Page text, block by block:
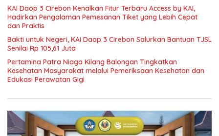
KAI Daop 3 Cirebon Kenalkan Fitur Terbaru Access by KAI,
Hadirkan Pengalaman Pemesanan Tiket yang Lebih Cepat
dan Praktis
Bakti untuk Negeri, KAI Daop 3 Cirebon Salurkan Bantuan TJSL
Senilai Rp 105,61 Juta
Pertamina Patra Niaga Kilang Balongan Tingkatkan
Kesehatan Masyarakat melalui Pemeriksaan Kesehatan dan
Edukasi Perawatan Gigi